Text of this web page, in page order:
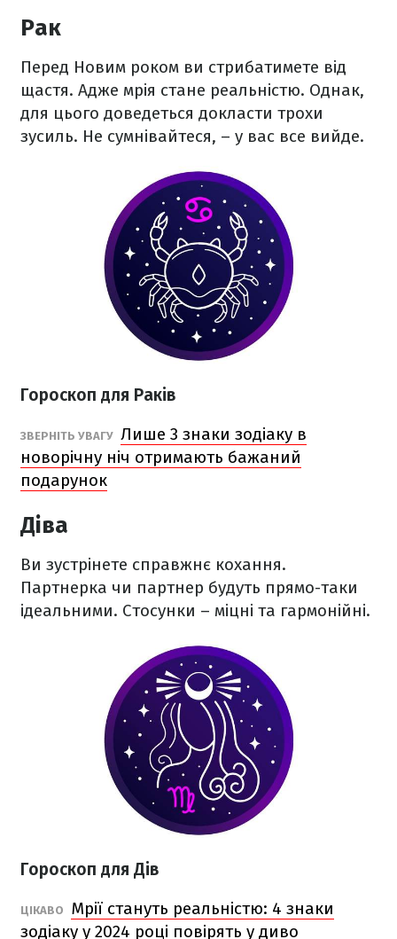
Рак
Перед Новим роком ви стрибатимете від
щастя. Адже мрія стане реальністю. Однак,
для цього доведеться докласти трохи
зусиль. Не сумнівайтеся, – у вас все вийде.
Гороскоп для Раків
ЗВЕРНІТЬ УВАГУ Лише 3 знаки зодіаку в
новорічну ніч отримають бажаний
подарунок
Діва
Ви зустрінете справжнє кохання.
Партнерка чи партнер будуть прямо-таки
ідеальними. Стосунки – міцні та гармонійні.
Гороскоп для Дів
ЦІКАВО
Мрії стануть реальністю: 4 знаки
зодіаку у 2024 році повірять у диво